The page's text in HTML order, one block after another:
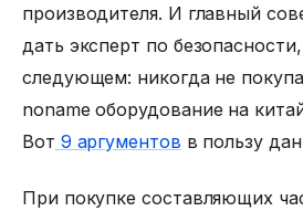
производителя. И главный
дать эксперт по
следующем: никогда не
noname оборудование на
Вот 9 аргументов в пользу
При покупке составляющих